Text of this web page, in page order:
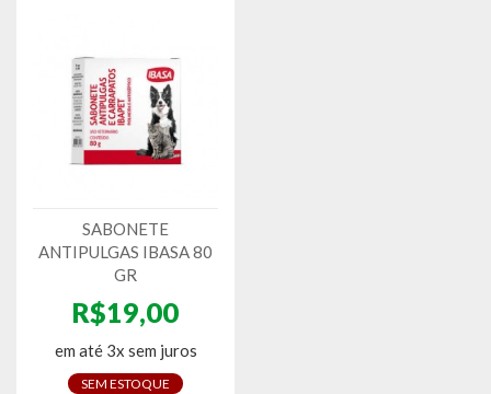
SABONETE
ANTIPULGAS IBASA 80
GR
R$19,00
em até 3x sem juros
SEM ESTOQUE